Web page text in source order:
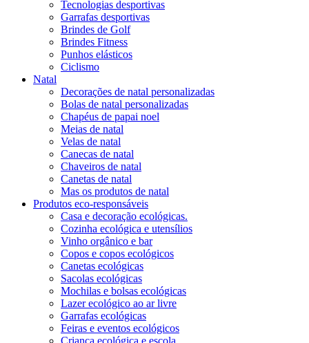
Tecnologias desportivas
Garrafas desportivas
Brindes de Golf
Brindes Fitness
Punhos elásticos
Ciclismo
Natal
Decorações de natal personalizadas
Bolas de natal personalizadas
Chapéus de papai noel
Meias de natal
Velas de natal
Canecas de natal
Chaveiros de natal
Canetas de natal
Mas os produtos de natal
Produtos eco-responsáveis
Casa e decoração ecológicas.
Cozinha ecológica e utensílios
Vinho orgânico e bar
Copos e copos ecológicos
Canetas ecológicas
Sacolas ecológicas
Mochilas e bolsas ecológicas
Lazer ecológico ao ar livre
Garrafas ecológicas
Feiras e eventos ecológicos